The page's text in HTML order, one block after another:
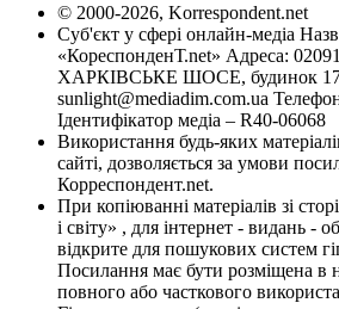
© 2000-2026, Korrespondent.net
Суб'єкт у сфері онлайн-медіа
«КореспонденТ.net» Адреса:
ХАРКІВСЬКЕ ШОСЕ, будинок
sunlight@mediadim.com.ua
Ідентифікатор медіа – R40-06068
Використання будь-яких
сайті, дозволяється за умови
Корреспондент.net.
При копіюванні матеріалів зі
і світу» , для інтернет - видань -
відкрите для пошукових систем
Посилання має бути розміщена в
повного або часткового